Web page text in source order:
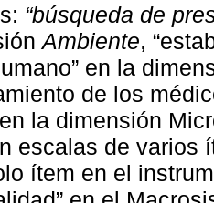
“búsqueda de
Ambiente,
en la
de los
la dimensión
escalas de varios
ítem en el